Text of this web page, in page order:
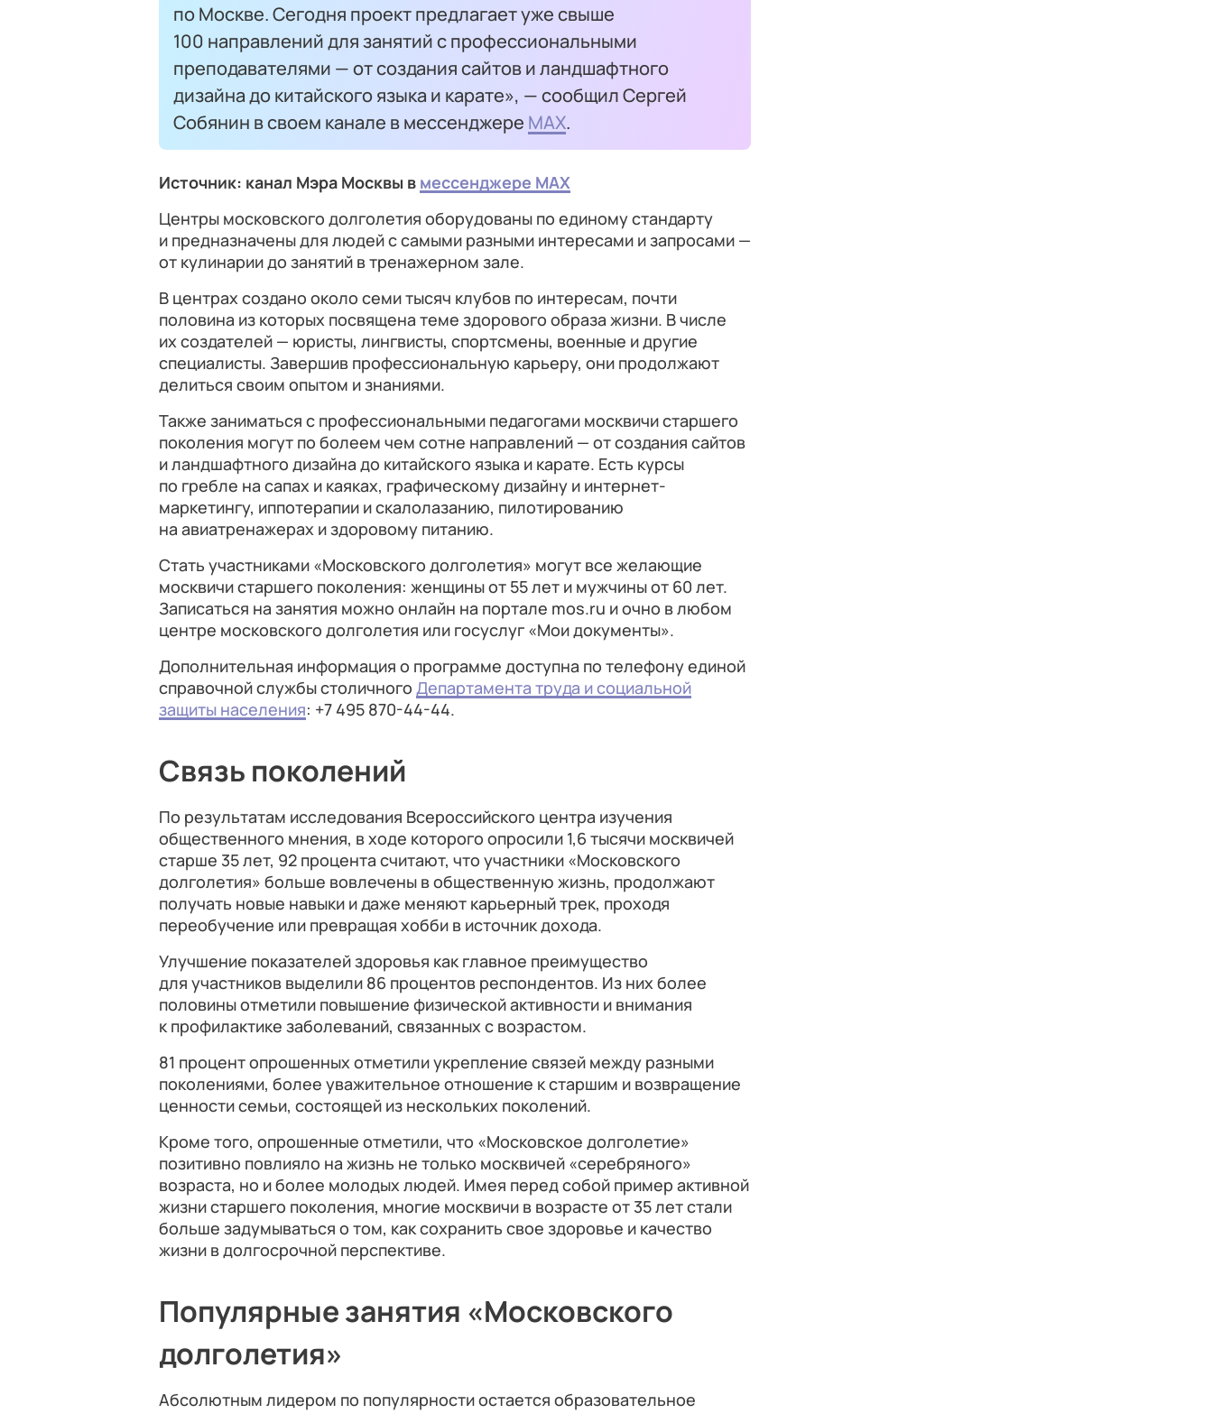
по Москве. Сегодня проект предлагает уже свыше
100 направлений для занятий с профессиональными
преподавателями — от создания сайтов и ландшафтного
дизайна до китайского языка и карате», — сообщил Сергей
Собянин в своем канале в мессенджере МАХ.
Источник: канал Мэра Москвы в мессенджере MAX
Центры московского долголетия оборудованы по единому стандарту
и предназначены для людей с самыми разными интересами и запросами —
от кулинарии до занятий в тренажерном зале.
В центрах создано около семи тысяч клубов по интересам, почти
половина из которых посвящена теме здорового образа жизни. В числе
их создателей — юристы, лингвисты, спортсмены, военные и другие
специалисты. Завершив профессиональную карьеру, они продолжают
делиться своим опытом и знаниями.
Также заниматься с профессиональными педагогами москвичи старшего
поколения могут по болеем чем сотне направлений — от создания сайтов
и ландшафтного дизайна до китайского языка и карате. Есть курсы
по гребле на сапах и каяках, графическому дизайну и интернет-
маркетингу, иппотерапии и скалолазанию, пилотированию
на авиатренажерах и здоровому питанию.
Стать участниками «Московского долголетия» могут все желающие
москвичи старшего поколения: женщины от 55 лет и мужчины от 60 лет.
Записаться на занятия можно онлайн на портале mos.ru и очно в любом
центре московского долголетия или госуслуг «Мои документы».
Дополнительная информация о программе доступна по телефону единой
справочной службы столичного Департамента труда и социальной
защиты населения: +7 495 870⁠-44⁠-44.
Связь поколений
По результатам исследования Всероссийского центра изучения
общественного мнения, в ходе которого опросили 1,6 тысячи москвичей
старше 35 лет, 92 процента считают, что участники «Московского
долголетия» больше вовлечены в общественную жизнь, продолжают
получать новые навыки и даже меняют карьерный трек, проходя
переобучение или превращая хобби в источник дохода.
Улучшение показателей здоровья как главное преимущество
для участников выделили 86 процентов респондентов. Из них более
половины отметили повышение физической активности и внимания
к профилактике заболеваний, связанных с возрастом.
81 процент опрошенных отметили укрепление связей между разными
поколениями, более уважительное отношение к старшим и возвращение
ценности семьи, состоящей из нескольких поколений.
Кроме того, опрошенные отметили, что «Московское долголетие»
позитивно повлияло на жизнь не только москвичей «серебряного»
возраста, но и более молодых людей. Имея перед собой пример активной
жизни старшего поколения, многие москвичи в возрасте от 35 лет стали
больше задумываться о том, как сохранить свое здоровье и качество
жизни в долгосрочной перспективе.
Популярные занятия «Московского
долголетия»
Абсолютным лидером по популярности остается образовательное